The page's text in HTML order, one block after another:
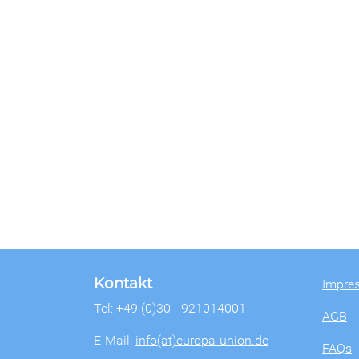
Kontakt
Tel: +49 (0)30 - 921014001
E-Mail: info(at)europa-union.de
AGB
FAQs